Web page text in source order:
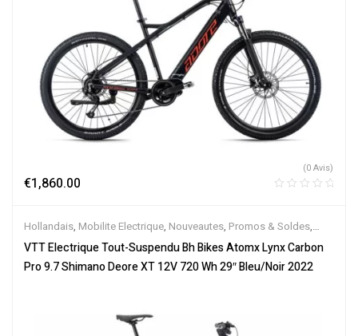
€1,860.00
(0 Avis)
Hollandais, Mobilite Electrique, Nouveautes, Promos & Soldes,
Tout-Suspendus ,Vélo électrique ville,Velos Electriques,VTT
Électriques
VTT Electrique Tout-Suspendu Bh Bikes Atomx Lynx Carbon
Pro 9.7 Shimano Deore XT 12V 720 Wh 29″ Bleu/Noir 2022